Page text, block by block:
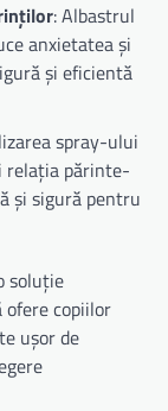
: Albastrul
anxietatea și
și eficientă
spray-ului
relația părinte-
și sigură pentru
soluție
ofere copiilor
ușor de